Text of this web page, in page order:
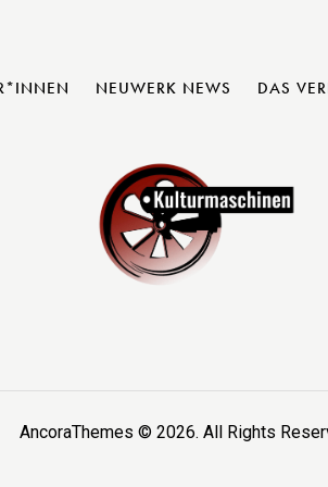
NEUWERK NEWS DAS
AncoraThemes © 2026. All Rights